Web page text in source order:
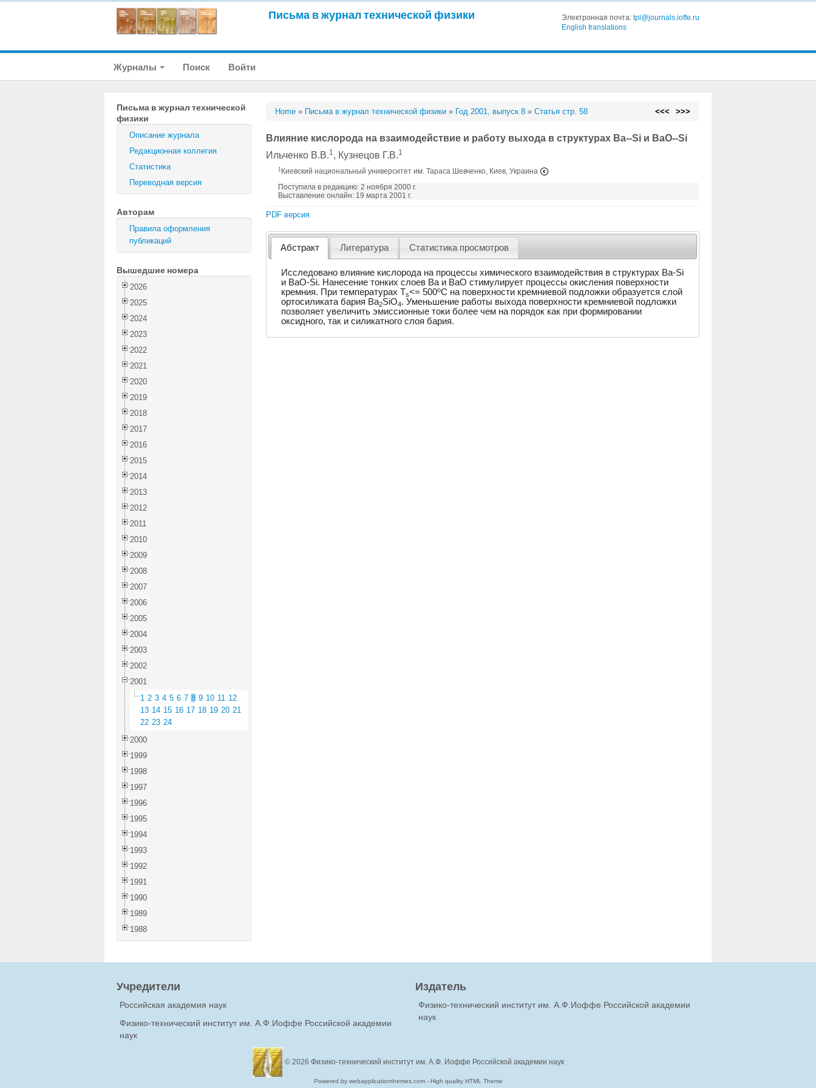
Письма в журнал технической физики Электронная почта: tpl@journals.ioffe.ru
English translations
Журналы Поиск Войти
Письма в журнал технической
физики
Описание журнала
Редакционная коллегия
Статистика
Переводная версия
Авторам
Правила оформления
публикаций
Вышедшие номера
2026
2025
2024
2023
2022
2021
2020
2019
2018
2017
2016
2015
2014
2013
2012
2011
2010
2009
2008
2007
2006
2005
2004
2003
2002
2001
1 2 3 4 5 6 7 8 9 10 11 12
13 14 15 16 17 18 19 20 21
22 23 24
2000
1999
1998
1997
1996
1995
1994
1993
1992
1991
1990
1989
1988
Home » Письма в журнал технической физики » Год 2001, выпуск 8 »Статья стр. 58 <<< >>>
Влияние кислорода на взаимодействие и работу выхода в структурах Ba--Si и BaO--Si
Ильченко В.В.1, Кузнецов Г.В.1
1 Киевский национальный университет им. Тараса Шевченко, Киев, Украина
Поступила в редакцию: 2 ноября 2000 г.
Выставление онлайн: 19 марта 2001 г.
PDF версия
Абстракт Литература Статистика просмотров
Исследовано влияние кислорода на процессы химического взаимодействия в структурах Ba-Si
и BaO-Si. Нанесение тонких слоев Ba и BaO стимулирует процессы окисления поверхности
кремния. При температурах Ts<= 500oC на поверхности кремниевой подложки образуется слой
ортосиликата бария Ba2SiO4. Уменьшение работы выхода поверхности кремниевой подложки
позволяет увеличить эмиссионные токи более чем на порядок как при формировании
оксидного, так и силикатного слоя бария.
Учредители
Российская академия наук
Физико-технический институт им. А.Ф.Иоффе Российской академии
наук
Издатель
Физико-технический институт им. А.Ф.Иоффе Российской академии
наук
© 2026 Физико-технический институт им. А.Ф. Иоффе Российской академии наук
Powered by webapplicationthemes.com - High quality HTML Theme